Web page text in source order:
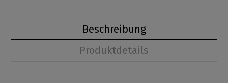
Beschreibung
Produktdetails